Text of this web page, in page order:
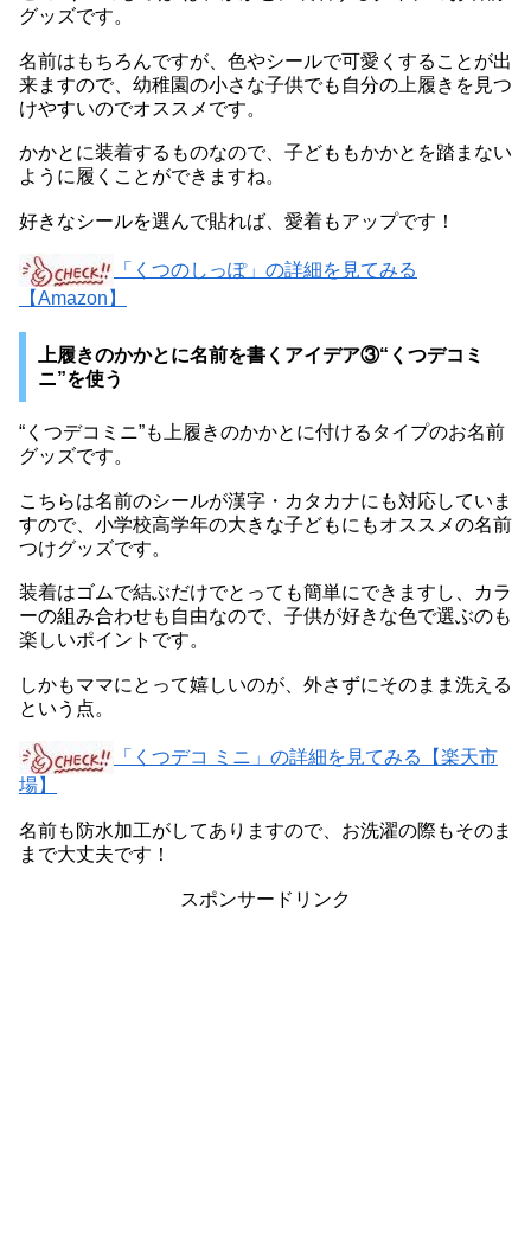
グッズです。
名前はもちろんですが、色やシールで可愛くすることが出
来ますので、幼稚園の小さな子供でも自分の上履きを見つ
けやすいのでオススメです。
かかとに装着するものなので、子どももかかとを踏まない
ように履くことができますね。
好きなシールを選んで貼れば、愛着もアップです！
「くつのしっぽ」の詳細を見てみる
【Amazon】
上履きのかかとに名前を書くアイデア③“くつデコミ
ニ”を使う
“くつデコミニ”も上履きのかかとに付けるタイプのお名前
グッズです。
こちらは名前のシールが漢字・カタカナにも対応していま
すので、小学校高学年の大きな子どもにもオススメの名前
つけグッズです。
装着はゴムで結ぶだけでとっても簡単にできますし、カラ
ーの組み合わせも自由なので、子供が好きな色で選ぶのも
楽しいポイントです。
しかもママにとって嬉しいのが、外さずにそのまま洗える
という点。
「くつデコ ミニ」の詳細を見てみる【楽天市
場】
名前も防水加工がしてありますので、お洗濯の際もそのま
まで大丈夫です！
スポンサードリンク